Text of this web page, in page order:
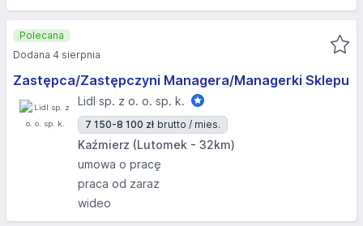
Zastępca/Zastępczyni Managera/Managerki Sklepu
Lidl sp. z o. o. sp. k.
7 150-8 100 zł brutto / mies.
Kaźmierz (Lutomek - 32km)
umowa o pracę
praca od zaraz
wideo
Polecana
Dodana 4 sierpnia